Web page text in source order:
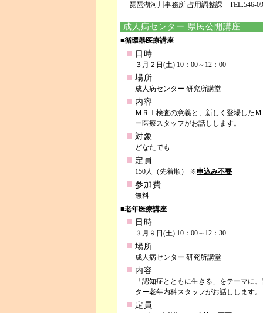
琵琶湖河川事務所 占用調整課 TEL.546-
成人病センター 県民公開講座
■循環器医療講座
日時
３月２日(土) 10：00～12：00
場所
成人病センター 研究所講堂
内容
ＭＲＩ検査の意義と、新しく登場した
ー医療スタッフがお話しします。
対象
どなたでも
定員
150人（先着順） ※申込み不要
参加費
無料
■老年医療講座
日時
３月９日(土) 10：00～12：30
場所
成人病センター 研究所講堂
内容
「認知症とともに生きる」をテーマに
ター老年内科スタッフがお話しします。
定員